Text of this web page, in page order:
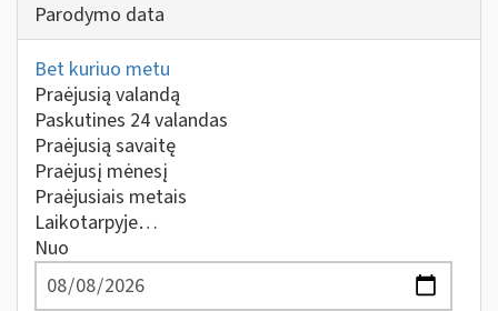
Parodymo data
Bet kuriuo metu
Praėjusią valandą
Paskutines 24 valandas
Praėjusią savaitę
Praėjusį mėnesį
Praėjusiais metais
Laikotarpyje…
Nuo